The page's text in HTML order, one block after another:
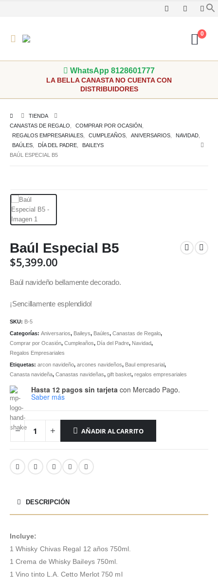
0
WhatsApp 8128601777
LA BELLA CANASTA NO CUENTA CON
DISTRIBUIDORES
TIENDA
CANASTAS DE REGALO
COMPRAR POR OCASIÓN
REGALOS EMPRESARIALES
CUMPLEAÑOS ANIVERSARIOS NAVIDAD
BAÚLES
DÍA DEL PADRE
BAILEYS
BAÚL ESPECIAL B5
Baúl Especial B5
$5,399.00
Baúl navideño bellamente decorado.
¡Sencillamente esplendido!
SKU: B-5
Categorías: Aniversarios, Baileys, Baúles, Canastas de Regalo,
Comprar por Ocasión, Cumpleaños, Día del Padre, Navidad,
Regalos Empresariales
Etiquetas: arcon navideño, arcones navideños, Baul empresarial,
Canasta navideña, Canastas navideñas, gift basket, regalos empresariales
Hasta 12 pagos sin tarjeta con Mercado Pago.
Saber más
AÑADIR AL CARRITO
DESCRIPCIÓN
Incluye:
1 Whisky Chivas Regal 12 años 750ml.
1 Crema de Whisky Baileys 750ml.
1 Vino tinto L.A. Cetto Merlot 750 ml